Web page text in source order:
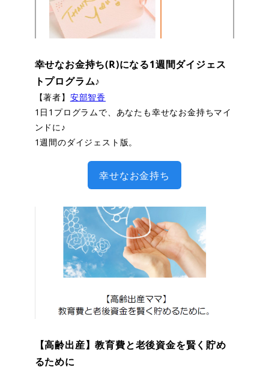
幸せなお金持ち(R)になる1週間ダイジェス
トプログラム♪
【著者】 安部智香
1日1プログラムで、あなたも幸せなお金持ちマイ
ンドに♪
1週間のダイジェスト版。
幸せなお金持ち
【高齢出産】教育費と老後資金を賢く貯め
るために